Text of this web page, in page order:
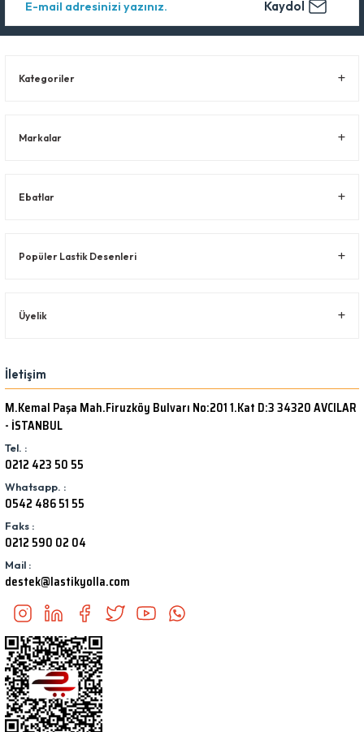
Kaydol
Kategoriler
Markalar
Ebatlar
Popüler Lastik Desenleri
Üyelik
İletişim
M.Kemal Paşa Mah.Firuzköy Bulvarı No:201 1.Kat D:3 34320 AVCILAR
- İSTANBUL
Tel. :
0212 423 50 55
Whatsapp. :
0542 486 51 55
Faks :
0212 590 02 04
Mail :
destek@lastikyolla.com